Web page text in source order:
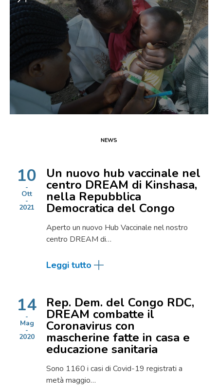
NEWS
10
Ott
2021
Un nuovo hub vaccinale nel
centro DREAM di Kinshasa,
nella Repubblica
Democratica del Congo
Aperto un nuovo Hub Vaccinale nel nostro
centro DREAM di…
Leggi tutto
14
Mag
2020
Rep. Dem. del Congo RDC,
DREAM combatte il
Coronavirus con
mascherine fatte in casa e
educazione sanitaria
Sono 1160 i casi di Covid-19 registrati a
metà maggio…